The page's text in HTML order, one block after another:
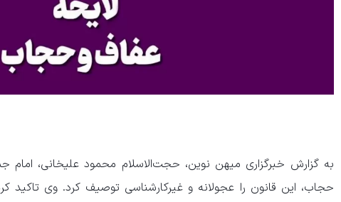
به گزارش خبرگزاری میهن نوین، حجت‌الاسلام محمود علیخانی، امام
حجاب، این قانون را عجولانه و غیرکارشناسی توصیف کرد. وی تاکید